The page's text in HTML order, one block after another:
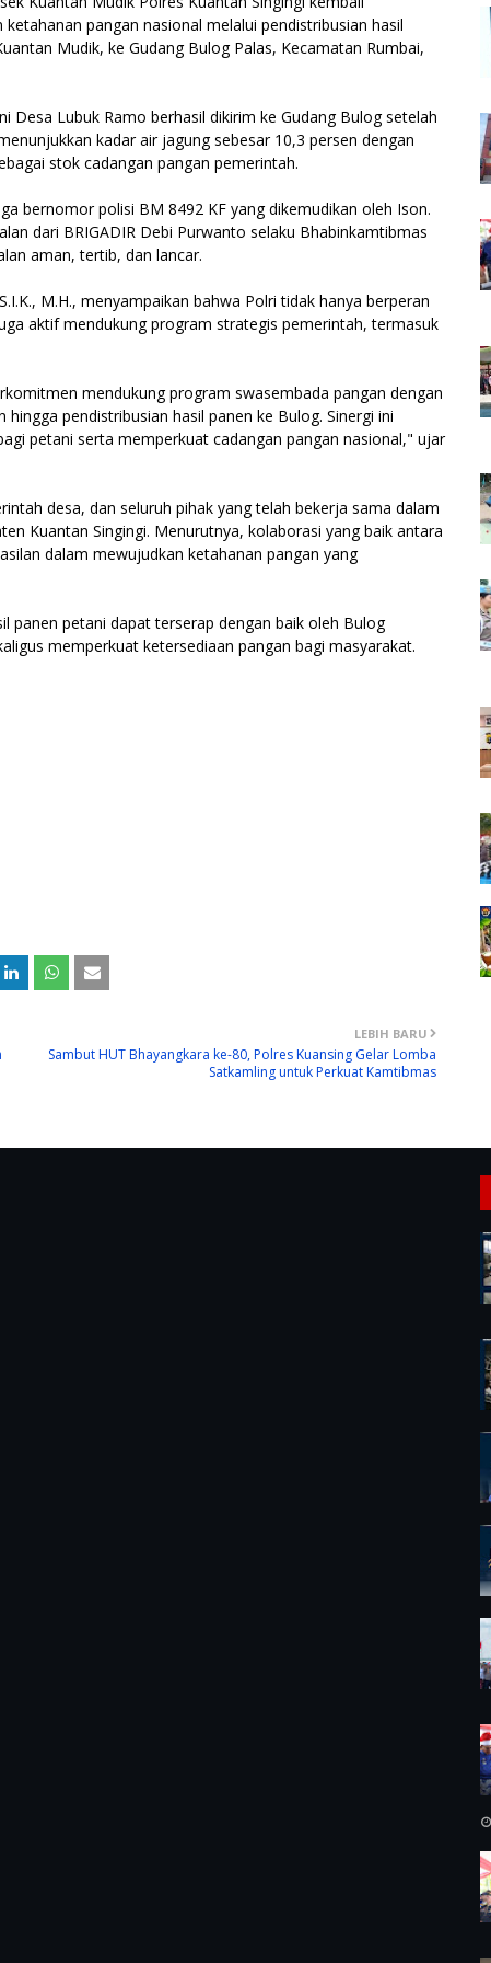
pangan nasional melalui pendistribusian hasil
Mudik, ke Gudang Bulog Palas, Kecamatan Rumbai,
Desa Lubuk Ramo berhasil dikirim ke Gudang Bulog setelah
kadar air jagung sebesar 10,3 persen dengan
stok cadangan pangan pemerintah.
bernomor polisi BM 8492 KF yang dikemudikan oleh Ison.
dari BRIGADIR Debi Purwanto selaku Bhabinkamtibmas
aman, tertib, dan lancar.
M.H., menyampaikan bahwa Polri tidak hanya berperan
aktif mendukung program strategis pemerintah, termasuk
mendukung program swasembada pangan dengan
pendistribusian hasil panen ke Bulog. Sinergi ini
petani serta memperkuat cadangan pangan nasional," ujar
desa, dan seluruh pihak yang telah bekerja sama dalam
Kuantan Singingi. Menurutnya, kolaborasi yang baik antara
dalam mewujudkan ketahanan pangan yang
panen petani dapat terserap dengan baik oleh Bulog
memperkuat ketersediaan pangan bagi masyarakat.
LEBIH BARU
Sambut HUT Bhayangkara ke-80, Polres Kuansing Gelar Lomba
Satkamling untuk Perkuat Kamtibmas